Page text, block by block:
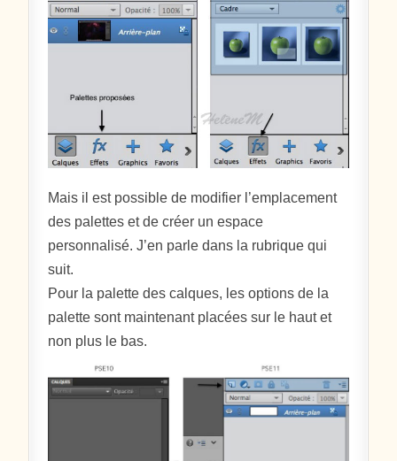
Mais il est possible de modifier l’emplacement
des palettes et de créer un espace
personnalisé. J’en parle dans la rubrique qui
suit.
Pour la palette des calques, les options de la
palette sont maintenant placées sur le haut et
non plus le bas.